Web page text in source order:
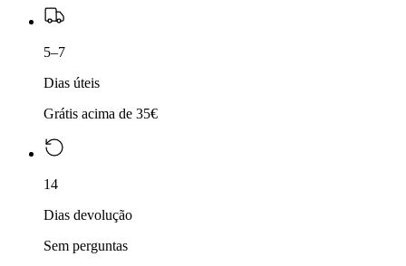
5–7
Dias úteis
Grátis acima de 35€
14
Dias devolução
Sem perguntas